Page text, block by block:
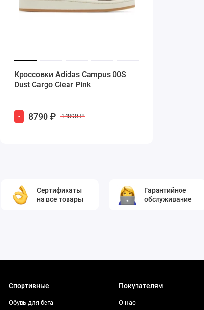
Кроссовки Adidas Campus 00S
Dust Cargo Clear Pink
- 8790 ₽ 14890 ₽
Сертификаты
на все товары
Гарантийное
обслуживание
Спортивные
Обувь для бега
Покупателям
О нас